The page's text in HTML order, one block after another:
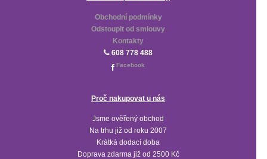
Obchodní podmínky
Odstoupit od smlouvy
Kontakty
608 778 488
Facebook
Proč nakupovat u nás
Jsme ověřený obchod
Na trhu již od roku 2007
Krátká dodací doba
Doprava zdarma již od 2500 Kč